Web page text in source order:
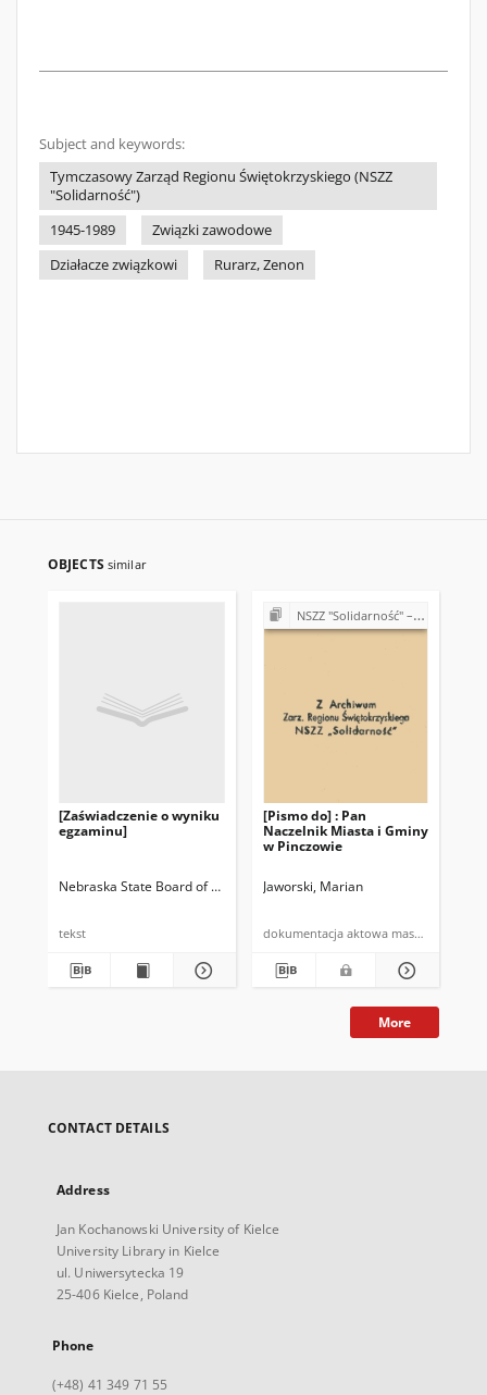
Subject and keywords:
Tymczasowy Zarząd Regionu Świętokrzyskiego (NSZZ
"Solidarność")
1945-1989
Związki zawodowe
Działacze związkowi
Rurarz, Zenon
OBJECTS similar
[Zaświadczenie o wyniku
egzaminu]
Nebraska State Board of Pharmacy
tekst
NSZZ "Solidarność" – różne Koła, Komisje i Delegatury w Regionie Świętokrzyskim (1989-1990)
[Pismo do] : Pan
Naczelnik Miasta i Gminy
w Pinczowie
Jaworski, Marian
dokumentacja aktowa maszynopis
More
CONTACT DETAILS
Address
Jan Kochanowski University of Kielce
University Library in Kielce
ul. Uniwersytecka 19
25-406 Kielce, Poland
Phone
(+48) 41 349 71 55